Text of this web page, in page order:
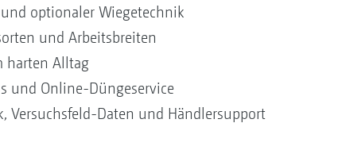
optionaler Wiegetechnik
und Arbeitsbreiten
harten Alltag
und Online-Düngeservice
Versuchsfeld-Daten und Händlersupport